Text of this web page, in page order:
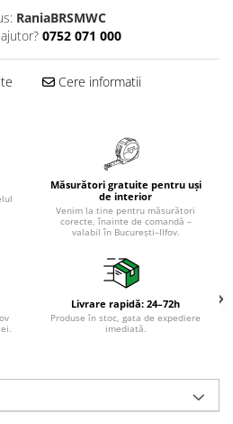
RaniaBRSMWC
0752 071 000
Cere informatii
Măsurători gratuite pentru uși
de interior
Venim la tine pentru măsurători
corecte, înainte de comandă –
valabil în București–Ilfov.
Livrare rapidă: 24–72h
Produse în stoc, gata de expediere
imediată.